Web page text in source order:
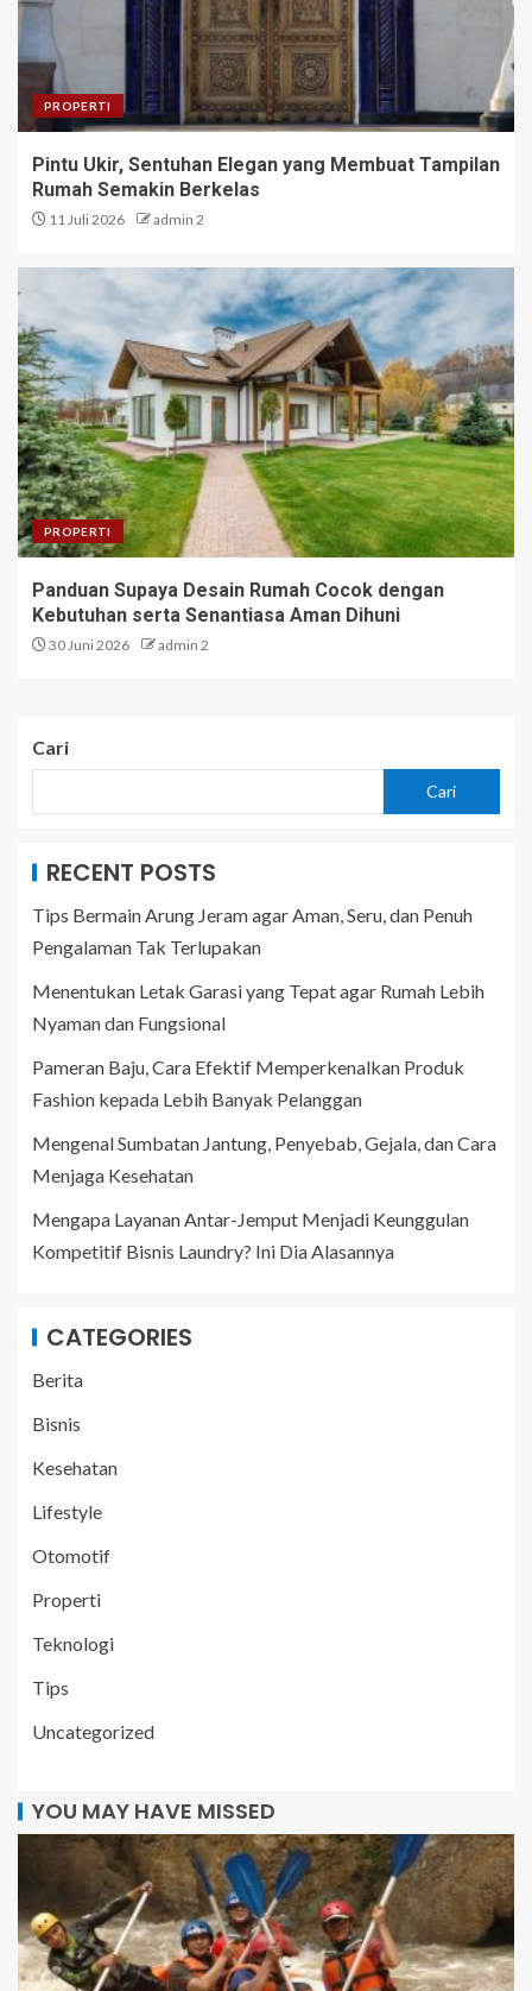
PROPERTI
Pintu Ukir, Sentuhan Elegan yang Membuat Tampilan
Rumah Semakin Berkelas
11 Juli 2026 admin 2
PROPERTI
Panduan Supaya Desain Rumah Cocok dengan
Kebutuhan serta Senantiasa Aman Dihuni
30 Juni 2026 admin 2
Cari
Cari
RECENT POSTS
Tips Bermain Arung Jeram agar Aman, Seru, dan Penuh
Pengalaman Tak Terlupakan
Menentukan Letak Garasi yang Tepat agar Rumah Lebih
Nyaman dan Fungsional
Pameran Baju, Cara Efektif Memperkenalkan Produk
Fashion kepada Lebih Banyak Pelanggan
Mengenal Sumbatan Jantung, Penyebab, Gejala, dan Cara
Menjaga Kesehatan
Mengapa Layanan Antar-Jemput Menjadi Keunggulan
Kompetitif Bisnis Laundry? Ini Dia Alasannya
CATEGORIES
Berita
Bisnis
Kesehatan
Lifestyle
Otomotif
Properti
Teknologi
Tips
Uncategorized
YOU MAY HAVE MISSED